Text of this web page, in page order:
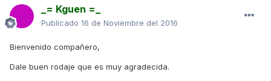
_= Kguen =_
Publicado 16 de Noviembre del 2016
Bienvenido compañero,
Dale buen rodaje que es muy agradecida.